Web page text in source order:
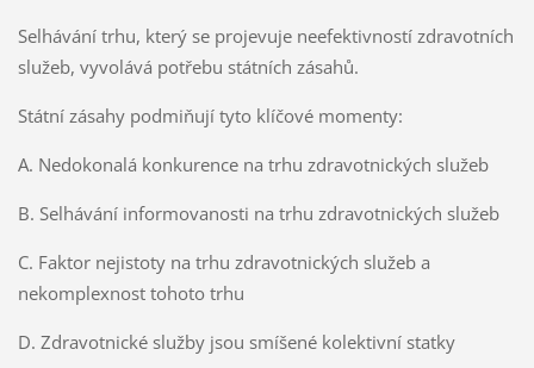
Selhávání trhu, který se projevuje neefektivností zdravotních
služeb, vyvolává potřebu státních zásahů.
Státní zásahy podmiňují tyto klíčové momenty:
A. Nedokonalá konkurence na trhu zdravotnických služeb
B. Selhávání informovanosti na trhu zdravotnických služeb
C. Faktor nejistoty na trhu zdravotnických služeb a
nekomplexnost tohoto trhu
D. Zdravotnické služby jsou smíšené kolektivní statky